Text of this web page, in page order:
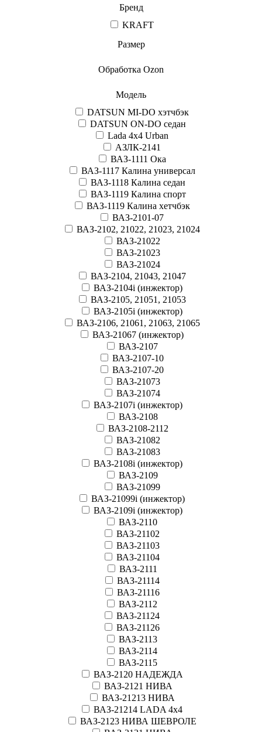
Бренд
KRAFT
Размер
Обработка Ozon
Модель
DATSUN MI-DO хэтчбэк
DATSUN ON-DO седан
Lada 4x4 Urban
АЗЛК-2141
ВАЗ-1111 Ока
ВАЗ-1117 Калина универсал
ВАЗ-1118 Калина седан
ВАЗ-1119 Калина спорт
ВАЗ-1119 Калина хетчбэк
ВАЗ-2101-07
ВАЗ-2102, 21022, 21023, 21024
ВАЗ-21022
ВАЗ-21023
ВАЗ-21024
ВАЗ-2104, 21043, 21047
ВАЗ-2104i (инжектор)
ВАЗ-2105, 21051, 21053
ВАЗ-2105i (инжектор)
ВАЗ-2106, 21061, 21063, 21065
ВАЗ-21067 (инжектор)
ВАЗ-2107
ВАЗ-2107-10
ВАЗ-2107-20
ВАЗ-21073
ВАЗ-21074
ВАЗ-2107i (инжектор)
ВАЗ-2108
ВАЗ-2108-2112
ВАЗ-21082
ВАЗ-21083
ВАЗ-2108i (инжектор)
ВАЗ-2109
ВАЗ-21099
ВАЗ-21099i (инжектор)
ВАЗ-2109i (инжектор)
ВАЗ-2110
ВАЗ-21102
ВАЗ-21103
ВАЗ-21104
ВАЗ-2111
ВАЗ-21114
ВАЗ-21116
ВАЗ-2112
ВАЗ-21124
ВАЗ-21126
ВАЗ-2113
ВАЗ-2114
ВАЗ-2115
ВАЗ-2120 НАДЕЖДА
ВАЗ-2121 НИВА
ВАЗ-21213 НИВА
ВАЗ-21214 LADA 4х4
ВАЗ-2123 НИВА ШЕВРОЛЕ